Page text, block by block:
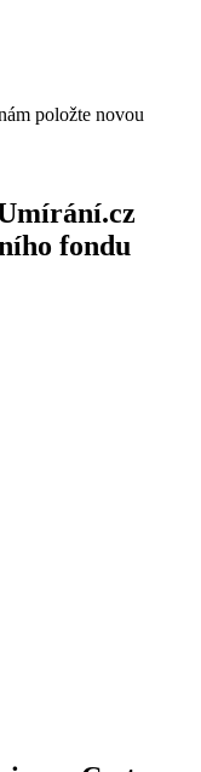
položte novou
fondu